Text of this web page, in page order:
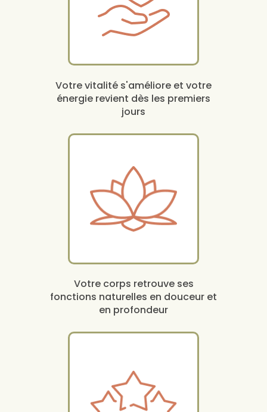
Votre vitalité s'améliore et votre
énergie revient dès les premiers
jours
Votre corps retrouve ses
fonctions naturelles en douceur et
en profondeur